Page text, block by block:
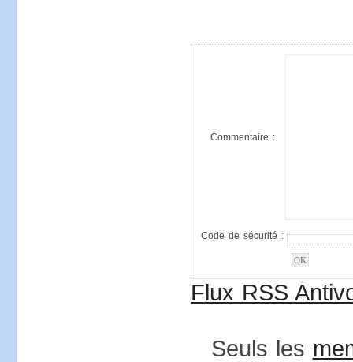
Commentaire :
Code de sécurité :
Flux RSS
Seuls les